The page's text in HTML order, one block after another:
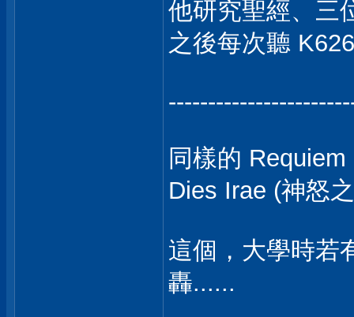
他研究聖經、三
之後每次聽
同樣的
Dies Irae (神怒
這個，大學時若
轟......